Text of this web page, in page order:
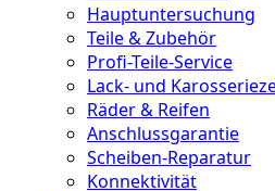
Hauptuntersuchung
Teile & Zubehör
Profi-Teile-Service
Lack- und
Räder & Reifen
Anschlussgarantie
Scheiben-Reparatur
Konnektivität